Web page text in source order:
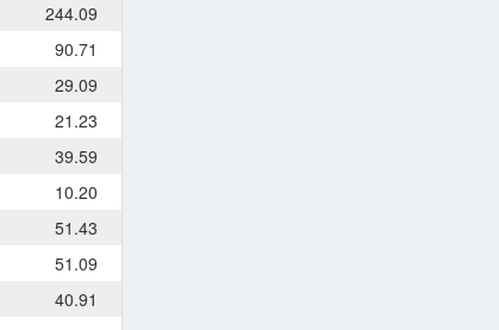
244.09
90.71
29.09
21.23
39.59
10.20
51.43
51.09
40.91